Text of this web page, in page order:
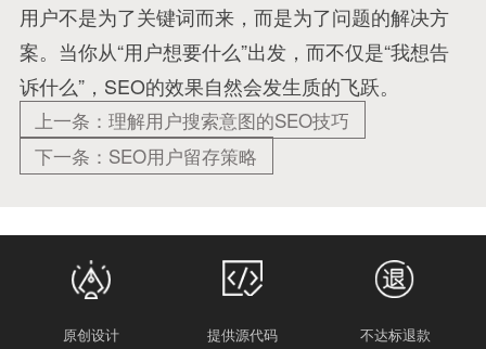
用户不是为了关键词而来，而是为了问题的解决方
案。当你从“用户想要什么”出发，而不仅是“我想告
诉什么”，SEO的效果自然会发生质的飞跃。
上一条：理解用户搜索意图的SEO技巧
下一条：SEO用户留存策略
原创设计 提供源代码 不达标退款